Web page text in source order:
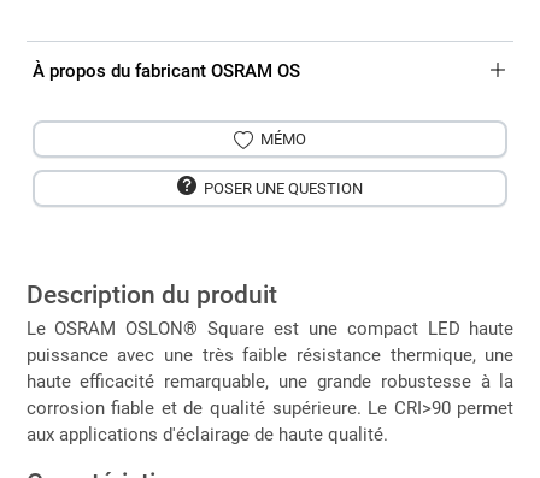
À propos du fabricant OSRAM OS
MÉMO
POSER UNE QUESTION
Description du produit
Le OSRAM OSLON® Square est une compact LED haute
puissance avec une très faible résistance thermique, une
haute efficacité remarquable, une grande robustesse à la
corrosion fiable et de qualité supérieure. Le CRI>90 permet
aux applications d'éclairage de haute qualité.